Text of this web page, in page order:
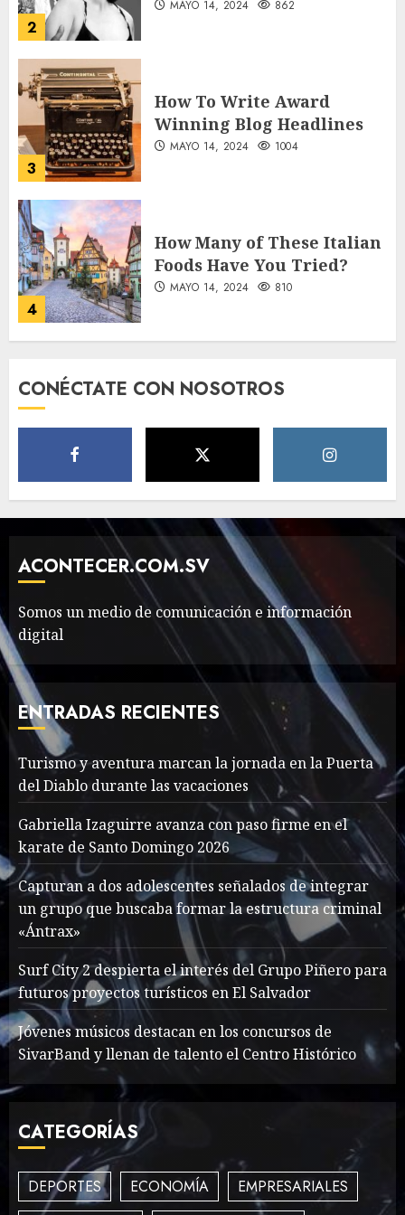
2
MAYO 14, 2024 862
3
How To Write Award
Winning Blog Headlines
MAYO 14, 2024 1004
4
How Many of These Italian
Foods Have You Tried?
MAYO 14, 2024 810
Classic Cars in a Retro
The full story of
Thailand’s extraordinary
cave rescue
MAYO 14, 2024 1002
7
Valentino Goes
Deliberately Feminine for
Fall 2018
MAYO 16, 2024 765
1
Searching for the
forgotten heroes of World
War Two
MAYO 14, 2024 860
2
What’s Scarier Than the
Sex Talk? Its About Weight
MAYO 14, 2024 862
3
How To Write Award
CONÉCTATE CON NOSOTROS
ACONTECER.COM.SV
Somos un medio de comunicación e información
digital
ENTRADAS RECIENTES
Turismo y aventura marcan la jornada en la Puerta
del Diablo durante las vacaciones
Gabriella Izaguirre avanza con paso firme en el
karate de Santo Domingo 2026
Capturan a dos adolescentes señalados de integrar
un grupo que buscaba formar la estructura criminal
«Ántrax»
Surf City 2 despierta el interés del Grupo Piñero para
futuros proyectos turísticos en El Salvador
Jóvenes músicos destacan en los concursos de
SivarBand y llenan de talento el Centro Histórico
CATEGORÍAS
DEPORTES ECONOMÍA
EMPRESARIALES